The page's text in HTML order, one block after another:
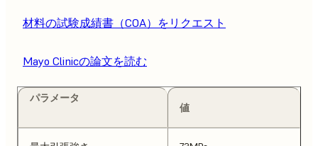
材料の試験成績書（COA）をリクエスト
Mayo Clinicの論文を読む
パラメータ
値